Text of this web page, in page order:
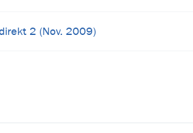
2 (Nov. 2009)